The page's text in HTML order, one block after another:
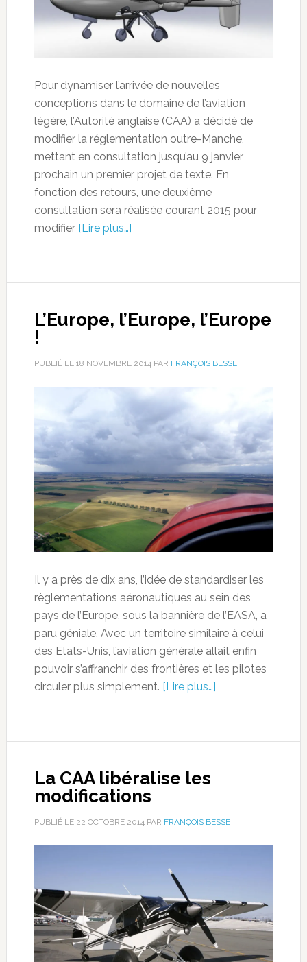
Pour dynamiser l’arrivée de nouvelles
conceptions dans le domaine de l’aviation
légère, l’Autorité anglaise (CAA) a décidé de
modifier la réglementation outre-Manche,
mettant en consultation jusqu’au 9 janvier
prochain un premier projet de texte. En
fonction des retours, une deuxième
consultation sera réalisée courant 2015 pour
modifier [Lire plus…]
L’Europe, l’Europe, l’Europe
!
PUBLIÉ LE 18 NOVEMBRE 2014 PAR FRANÇOIS BESSE
Il y a près de dix ans, l’idée de standardiser les
règlementations aéronautiques au sein des
pays de l’Europe, sous la bannière de l’EASA, a
paru géniale. Avec un territoire similaire à celui
des Etats-Unis, l’aviation générale allait enfin
pouvoir s’affranchir des frontières et les pilotes
circuler plus simplement. [Lire plus…]
La CAA libéralise les
modifications
PUBLIÉ LE 22 OCTOBRE 2014PAR FRANÇOIS BESSE